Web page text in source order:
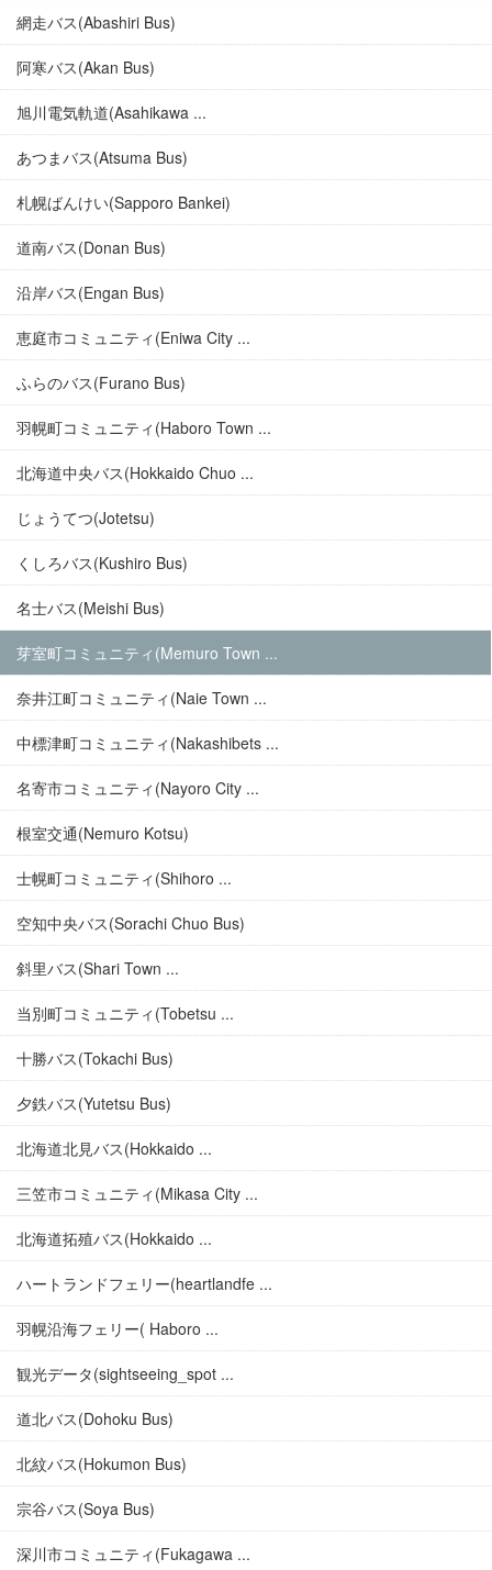
網走バス(Abashiri Bus)
阿寒バス(Akan Bus)
旭川電気軌道(Asahikawa ...
あつまバス(Atsuma Bus)
札幌ばんけい(Sapporo Bankei)
道南バス(Donan Bus)
沿岸バス(Engan Bus)
恵庭市コミュニティ(Eniwa City ...
ふらのバス(Furano Bus)
羽幌町コミュニティ(Haboro Town ...
北海道中央バス(Hokkaido Chuo ...
じょうてつ(Jotetsu)
くしろバス(Kushiro Bus)
名士バス(Meishi Bus)
芽室町コミュニティ(Memuro Town ...
奈井江町コミュニティ(Naie Town ...
中標津町コミュニティ(Nakashibets ...
名寄市コミュニティ(Nayoro City ...
根室交通(Nemuro Kotsu)
士幌町コミュニティ(Shihoro ...
空知中央バス(Sorachi Chuo Bus)
斜里バス(Shari Town ...
当別町コミュニティ(Tobetsu ...
十勝バス(Tokachi Bus)
夕鉄バス(Yutetsu Bus)
北海道北見バス(Hokkaido ...
三笠市コミュニティ(Mikasa City ...
北海道拓殖バス(Hokkaido ...
ハートランドフェリー(heartlandfe ...
羽幌沿海フェリー( Haboro ...
観光データ(sightseeing_spot ...
道北バス(Dohoku Bus)
北紋バス(Hokumon Bus)
宗谷バス(Soya Bus)
深川市コミュニティ(Fukagawa ...